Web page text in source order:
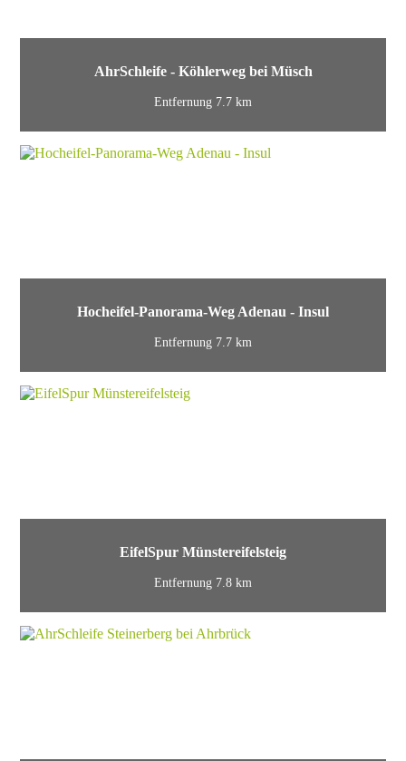
AhrSchleife - Köhlerweg bei Müsch
Entfernung 7.7 km
Hocheifel-Panorama-Weg Adenau - Insul
Entfernung 7.7 km
EifelSpur Münstereifelsteig
Entfernung 7.8 km